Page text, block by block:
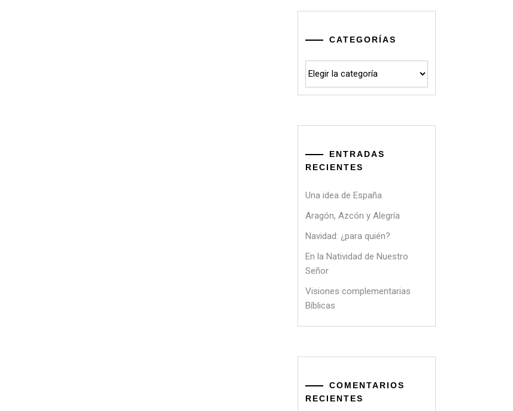
CATEGORÍAS
ENTRADAS
RECIENTES
Una idea de España
Aragón, Azcón y Alegría
Navidad: ¿para quién?
En la Natividad de Nuestro
Señor
Visiones complementarias
Bíblicas
COMENTARIOS
RECIENTES